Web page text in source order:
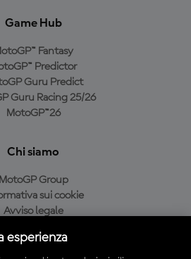
Game Hub
Fantasy
Predictor
Guru Predict
Guru Racing 25/26
MotoGP™26
Chi siamo
MotoGP Group
sui cookie
Avviso legale
di acquisto
esperienza